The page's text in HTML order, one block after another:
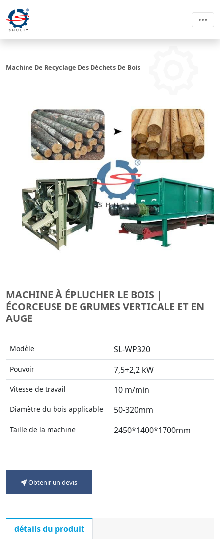
Machine De Recyclage Des Déchets De Bois
MACHINE À ÉPLUCHER LE BOIS |
ÉCORCEUSE DE GRUMES VERTICALE ET EN
AUGE
Modèle SL-WP320
Pouvoir 7,5+2,2 kW
Vitesse de travail 10 m/min
Diamètre du bois applicable 50-320mm
Taille de la machine 2450*1400*1700mm
Obtenir un devis
détails du produit